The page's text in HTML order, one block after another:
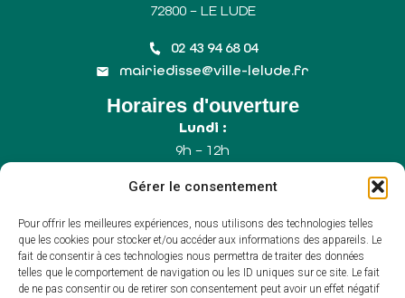
Gérer le consentement
Pour offrir les meilleures expériences, nous utilisons des technologies telles
que les cookies pour stocker et/ou accéder aux informations des appareils. Le
fait de consentir à ces technologies nous permettra de traiter des données
telles que le comportement de navigation ou les ID uniques sur ce site. Le fait
de ne pas consentir ou de retirer son consentement peut avoir un effet négatif
72800 – LE LUDE
02 43 94 68 04
mairiedisse@ville-lelude.fr
Horaires d'ouverture
Lundi :
9h – 12h
9h – 12h
Samedi :
9h – 12h (Uniquement le 1er samedi du mois)